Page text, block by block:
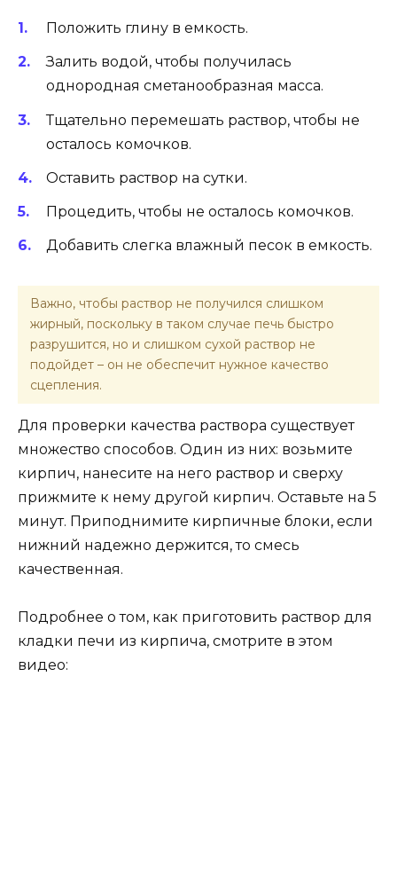
Положить глину в емкость.
Залить водой, чтобы получилась
однородная сметанообразная масса.
Тщательно перемешать раствор, чтобы не
осталось комочков.
Оставить раствор на сутки.
Процедить, чтобы не осталось комочков.
Добавить слегка влажный песок в емкость.
Важно, чтобы раствор не получился слишком
жирный, поскольку в таком случае печь быстро
разрушится, но и слишком сухой раствор не
подойдет – он не обеспечит нужное качество
сцепления.
Для проверки качества раствора существует
множество способов. Один из них: возьмите
кирпич, нанесите на него раствор и сверху
прижмите к нему другой кирпич. Оставьте на 5
минут. Приподнимите кирпичные блоки, если
нижний надежно держится, то смесь
качественная.
Подробнее о том, как приготовить раствор для
кладки печи из кирпича, смотрите в этом
видео: